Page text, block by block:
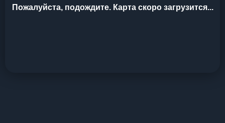
Пожалуйста, подождите. Карта скоро загрузится...